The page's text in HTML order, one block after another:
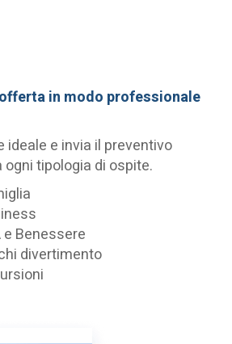
in modo professionale
ideale e invia il preventivo
tipologia di ospite.
e Benessere
divertimento